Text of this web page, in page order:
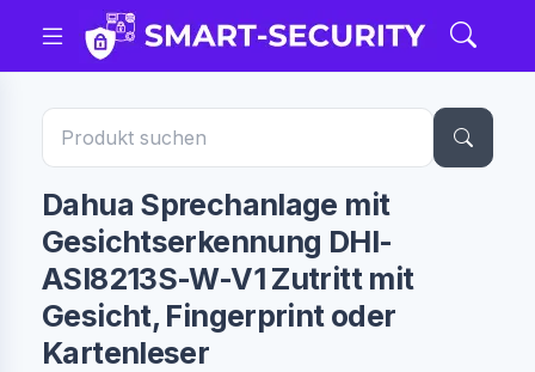
Dahua Sprechanlage mit
Gesichtserkennung DHI-
ASI8213S-W-V1 Zutritt mit
Gesicht, Fingerprint oder
Kartenleser